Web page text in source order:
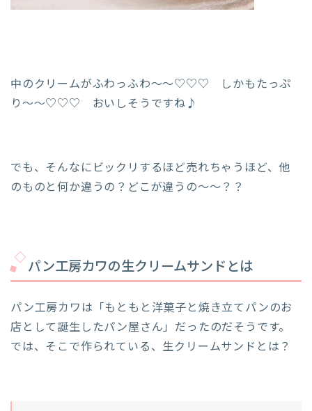
中のクリームがふわっふわ～～♡♡♡ しかもたっぷ
り～～♡♡♡ おいしそうですね♪
でも、そんなにビックリするほど売れちゃうほど、他
のものと何か違うの？どこが違うの～～？？
パン工房カワの生クリームサンドとは
パン工房カワは「もともと洋菓子と焼き立てパンのお
店として誕生したパン屋さん」だったのだそうです。
では、そこで作られている、生クリームサンドとは？